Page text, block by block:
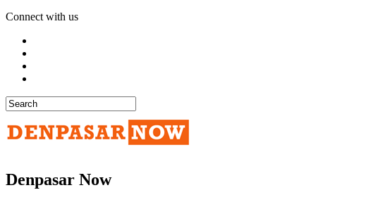
Connect with us
Denpasar Now